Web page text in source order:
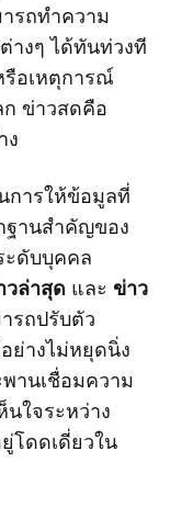
รถทำความ
างๆ ได้ทันท่วงที
รือเหตุการณ์
ข่าวสดคือ
ง
การให้ข้อมูลที่
ฐานสำคัญของ
ะดับบุคคล
วล่าสุด และ ข่าว
รถปรับตัว
ย่างไม่หยุดนิ่ง
านเชื่อมความ
นใจระหว่าง
โดดเดี่ยวใน